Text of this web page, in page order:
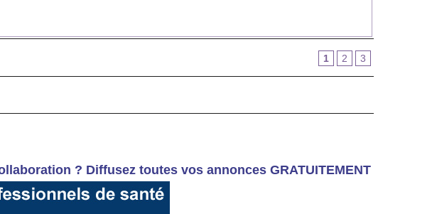
1 2 3
? Diffusez toutes vos annonces GRATUITEMENT